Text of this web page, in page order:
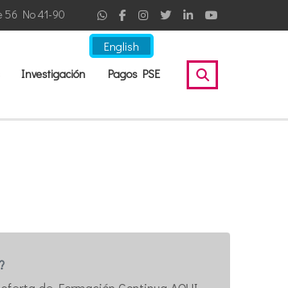
English
56 No 41-90
Investigación Pagos PSE